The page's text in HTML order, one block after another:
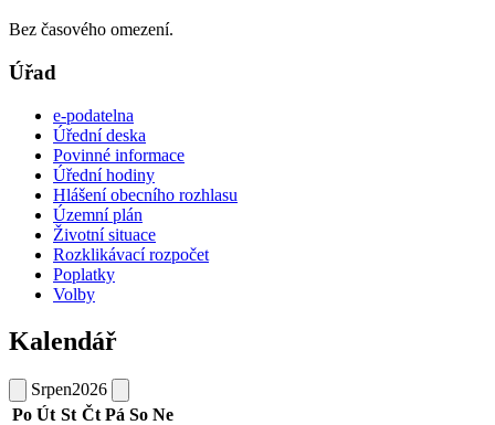
Bez časového omezení.
Úřad
e-podatelna
Úřední deska
Povinné informace
Úřední hodiny
Hlášení obecního rozhlasu
Územní plán
Životní situace
Rozklikávací rozpočet
Poplatky
Volby
Kalendář
Srpen2026
Po Út St Čt Pá So Ne